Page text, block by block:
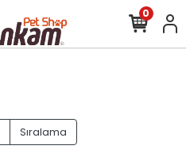
0
Sıralama